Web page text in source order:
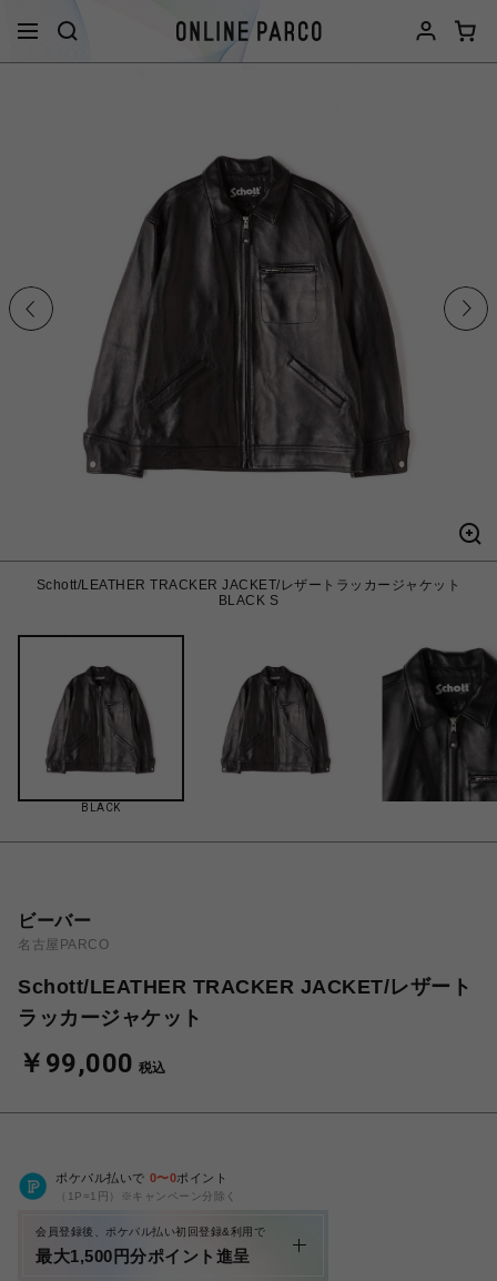
Schott/LEATHER TRACKER JACKET/レザートラッカージャケット
BLACK S
BLACK
ビーバー
名古屋PARCO
Schott/LEATHER TRACKER JACKET/レザート
ラッカージャケット
￥99,000 税込
ポケパル払いで 0〜0ポイント
（1P=1円）※キャンペーン分除く
会員登録後、ポケパル払い初回登録&利用で
最大1,500円分ポイント進呈